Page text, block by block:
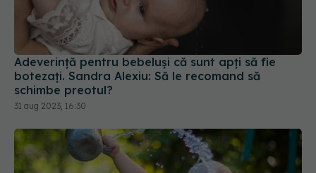
Adeverință pentru bebeluși că sunt apți să fie
botezați. Sandra Alexiu: Să le recomand să
schimbe preotul?
31 aug 2023, 16:30